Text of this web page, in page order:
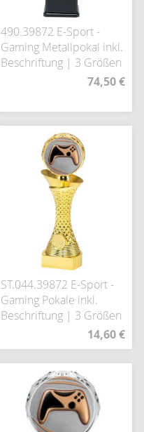
490.39872 E-Sport -
Gaming Metallpokal inkl.
Beschriftung | 3 Größen
74,50 €
ST.044.39872 E-Sport -
Gaming Pokale inkl.
Beschriftung | 3 Größen
14,60 €